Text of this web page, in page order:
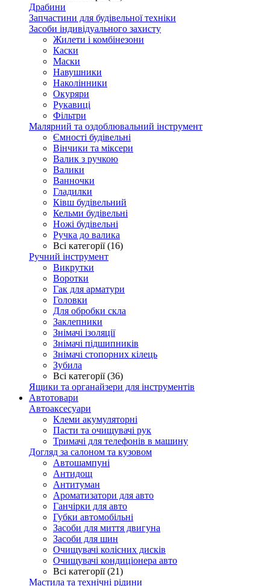
Драбини
Запчастини для будівельної техніки
Засоби індивідуального захисту
Жилети і комбінезони
Каски
Маски
Навушники
Наколінники
Окуряри
Рукавиці
Фільтри
Малярний та оздоблювальний інструмент
Ємності будівельні
Вінчики та міксери
Валик з ручкою
Валики
Ванночки
Гладилки
Ківш будівельний
Кельми будівельні
Ножі будівельні
Ручка до валика
Всі категорії (16)
Ручний інструмент
Викрутки
Воротки
Гак для арматури
Головки
Для обробки скла
Заклепники
Знімачі ізоляції
Знімачі підшипників
Знімачі стопорних кілець
Зубила
Всі категорії (36)
Ящики та органайзери для інструментів
Автотовари
Автоаксесуари
Клеми акумуляторні
Пасти та очищувачі рук
Тримачі для телефонів в машину
Догляд за салоном та кузовом
Автошампуні
Антидощ
Антитуман
Ароматизатори для авто
Ганчірки для авто
Губки автомобільні
Засоби для миття двигуна
Засоби для шин
Очищувачі колісних дисків
Очищувачі кондиціонера авто
Всі категорії (21)
Мастила та технічні рідини